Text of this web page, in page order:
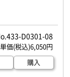
433-D0301-08
6,050円
購入